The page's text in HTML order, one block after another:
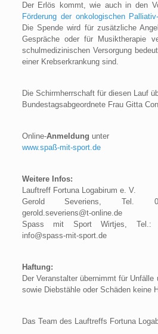
Der Erlös kommt, wie auch in den
Förderung der onkologischen
Die Spende wird für zusätzliche
Gespräche oder für Musiktherapie
schulmedizinischen Versorgung
einer Krebserkrankung sind.
Die Schirmherrschaft für diesen Lauf
Bundestagsabgeordnete Frau Gitta
Online-Anmeldung unter
www.spaß-mit-sport.de
Weitere Infos:
Lauftreff Fortuna Logabirum e. V.
Gerold Severiens, Tel.
gerold.severiens@t-online.de
Spass mit Sport Wirtjes, Tel.:
info@spass-mit-sport.de
Haftung:
Der Veranstalter übernimmt für Unfälle
sowie Diebstähle oder Schäden keine
Das Team des Lauftreffs Fortuna